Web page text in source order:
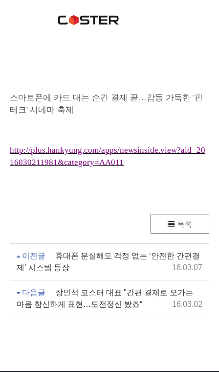
스마트폰에 카드 대는 순간 결제 끝…감동 가득한 '핀
테크' 시네마 축제
http://plus.hankyung.com/apps/newsinside.view?aid=20
16030211981&category=AA011
목록
이전글
휴대폰 분실해도 걱정 없는 ‘안전한 간편결
제’ 시스템 등장
16.03.07
다음글
장인석 코스터 대표 "간편 결제로 오가는
마음 참신하게 표현…도전정신 봤죠“
16.03.02